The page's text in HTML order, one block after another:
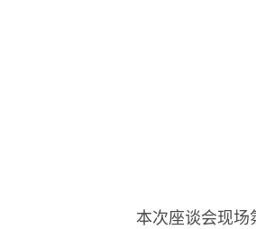
本次座谈会现